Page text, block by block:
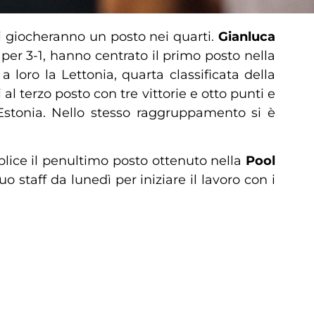
giocheranno un posto nei quarti.Gianluca
3-1, hanno centrato il primo posto nella
loro la Lettonia, quarta classificata della
terzo posto con tre vittorie e otto punti e
Nello stesso raggruppamento si è
il penultimo posto ottenuto nella Pool
staff da lunedì per iniziare il lavoro con i